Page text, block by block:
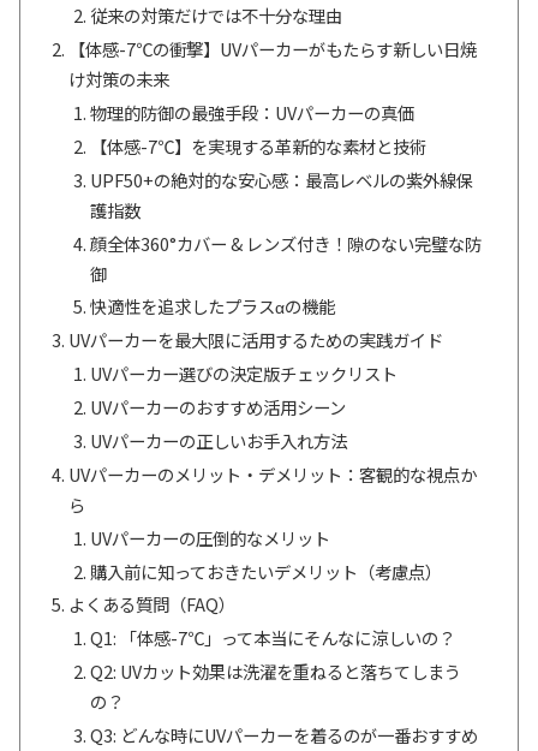
従来の対策だけでは不十分な理由
【体感-7℃の衝撃】UVパーカーがもたらす新しい日焼
け対策の未来
物理的防御の最強手段：UVパーカーの真価
【体感-7℃】を実現する革新的な素材と技術
UPF50+の絶対的な安心感：最高レベルの紫外線保
護指数
顔全体360°カバー & レンズ付き！隙のない完璧な防
御
快適性を追求したプラスαの機能
UVパーカーを最大限に活用するための実践ガイド
UVパーカー選びの決定版チェックリスト
UVパーカーのおすすめ活用シーン
UVパーカーの正しいお手入れ方法
UVパーカーのメリット・デメリット：客観的な視点か
ら
UVパーカーの圧倒的なメリット
購入前に知っておきたいデメリット（考慮点）
よくある質問（FAQ）
Q1: 「体感-7℃」って本当にそんなに涼しいの？
Q2: UVカット効果は洗濯を重ねると落ちてしまう
の？
Q3: どんな時にUVパーカーを着るのが一番おすすめ